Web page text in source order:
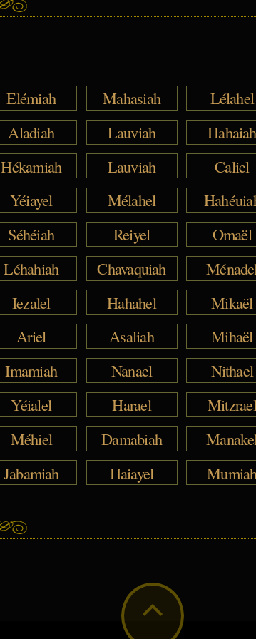
Elémiah Mahasiah
Lélahel
Aladiah Lauviah
Hahaiah
Hékamiah Lauviah
Caliel
Yéiayel Mélahel
Séhéiah Reiyel
Omaël
Léhahiah Chavaquiah
Ménadel
Iezalel Hahahel
Mikaël
Ariel Asaliah
Mihaël
Imamiah Nanael
Nithael
Yéialel Harael
Mitzrael
Méhiel Damabiah
Manakel
Jabamiah Haiayel Mumiah